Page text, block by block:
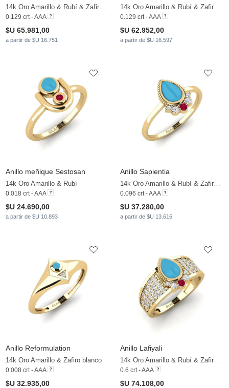
14k Oro Amarillo & Rubí & Zafiro blanco
0.129 crt - AAA
$U 65.981,00
a partir de $U 16.751
14k Oro Amarillo & Rubí & Zafiro blanco
0.129 crt - AAA
$U 62.952,00
a partir de $U 16.597
Anillo meñique Sestosan
14k Oro Amarillo & Rubí
0.018 crt - AAA
$U 24.690,00
a partir de $U 10.893
Anillo Sapientia
14k Oro Amarillo & Rubí & Zafiro blanco
0.096 crt - AAA
$U 37.280,00
a partir de $U 13.616
Anillo Reformulation
14k Oro Amarillo & Zafiro blanco
0.008 crt - AAA
$U 32.935,00
Anillo Lafiyali
14k Oro Amarillo & Rubí & Zafiro blanco
0.6 crt - AAA
$U 74.108,00